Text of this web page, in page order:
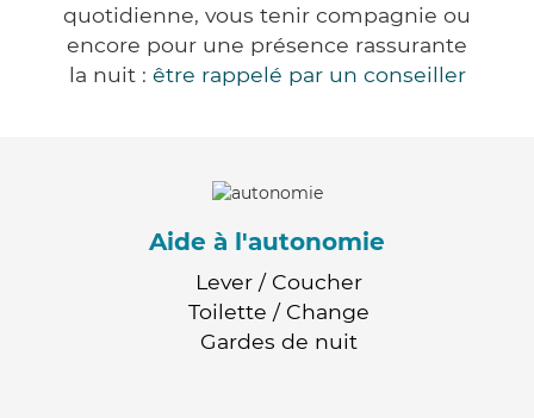
quotidienne, vous tenir compagnie ou
encore pour une présence rassurante
la nuit : être rappelé par un conseiller
Aide à l'autonomie
Lever / Coucher
Toilette / Change
Gardes de nuit